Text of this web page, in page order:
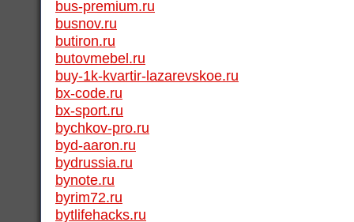
bus-premium.ru
busnov.ru
butiron.ru
butovmebel.ru
buy-1k-kvartir-lazarevskoe.ru
bx-code.ru
bx-sport.ru
bychkov-pro.ru
byd-aaron.ru
bydrussia.ru
bynote.ru
byrim72.ru
bytlifehacks.ru